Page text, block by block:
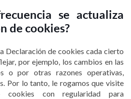
se actualiza
de cookies?
Declaración de cookies cada cierto
por ejemplo, los cambios en las
o por otras razones operativas,
Por lo tanto, le rogamos que visite
cookies con regularidad para